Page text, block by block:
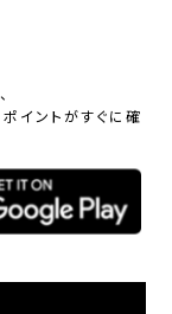
イントがすぐに確